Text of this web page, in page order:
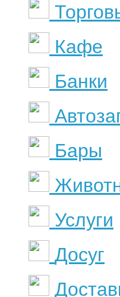
Кафе
Банки
Бары
Услуги
Досуг